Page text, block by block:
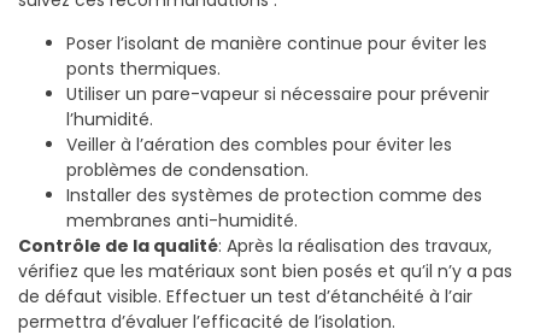
Poser l’isolant de manière continue pour éviter les
ponts thermiques.
Utiliser un pare-vapeur si nécessaire pour prévenir
l’humidité.
Veiller à l’aération des combles pour éviter les
problèmes de condensation.
Installer des systèmes de protection comme des
membranes anti-humidité.
Contrôle de la qualité: Après la réalisation des travaux,
vérifiez que les matériaux sont bien posés et qu’il n’y a pas
de défaut visible. Effectuer un test d’étanchéité à l’air
permettra d’évaluer l’efficacité de l’isolation.